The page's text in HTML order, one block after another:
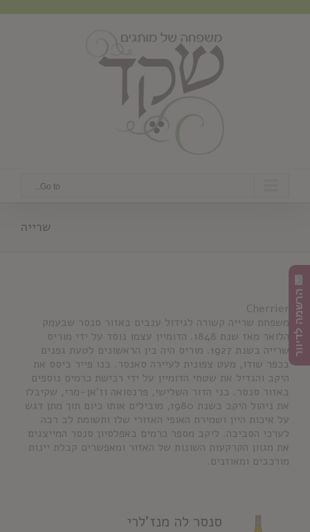
Go to...
שרייה
Cherrier
משפחת שרייה קשורה לגידול ענבים באזור סנסר שבעמק
הלואר מאז שנת 1848. הדומיין עצמו נוסד על ידי מוריס
שרייה בשנת 1927. מוריס היה בין הראשונים לטעת גפנים
בכפר שודו, מעט צפונית לעיירה סאנסר. בנו פייר ביסס את
היקב והגדיל את שטחי הדומיין על ידי רכישת כרמים נוספים
באזור סנסר. בני הדור השלישי, פרנסואה וז'אן-מרי, שקיבלו
את ניהול היקב בשנת 1980, מובילים אותו כיום תוך מתן דגש
על איכות היין ושמירת האופי האזורי שלו ותשומת לב רבה
לערכי הסביבה. ליקב מספר כרמים באפלסיון סנסר המייצגים
את מגוון הקרקעות השונות של האזור ומאפשרים קבלת יינות
מורכבים ומאוזנים.
סנסר לה מנז'לרי
הרשמה לדיוור